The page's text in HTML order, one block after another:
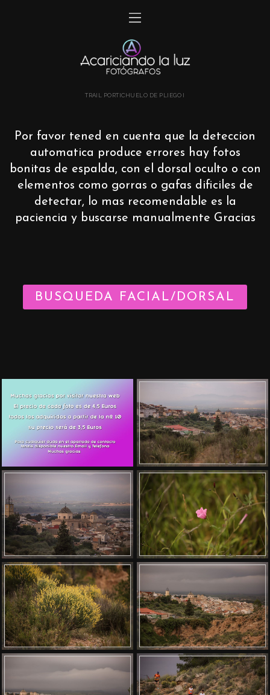
TRAIL PORTICHUELO DE PLIEGO I
Por favor tened en cuenta que la deteccion
automatica produce errores hay fotos
bonitas de espalda, con el dorsal oculto o con
elementos como gorras o gafas dificiles de
detectar, lo mas recomendable es la
paciencia y buscarse manualmente Gracias
BUSQUEDA FACIAL/DORSAL